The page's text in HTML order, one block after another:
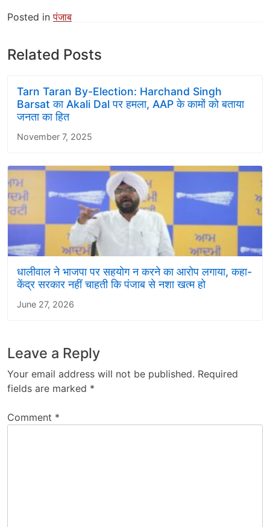
Posted inपंजाब
Related Posts
Tarn Taran By-Election: Harchand Singh
Barsat का Akali Dal पर हमला, AAP के कामों को बताया
जनता का हित
November 7, 2025
धालीवाल ने भाजपा पर सहयोग न करने का आरोप लगाया, कहा-
केंद्र सरकार नहीं चाहती कि पंजाब से नशा खत्म हो
June 27, 2026
Leave a Reply
Your email address will not be published. Required
fields are marked *
Comment *